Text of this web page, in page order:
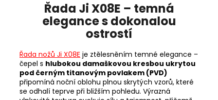
Řada Ji X08E – temná
elegance s dokonalou
ostrostí
Řada nožů Ji X08E je ztělesněním temné elegance –
čepel s hlubokou damaškovou kresbou ukrytou
pod černým titanovým povlakem (PVD)
připomíná noční oblohu plnou skrytých vzorů, které
se odhalí teprve při bližším pohledu. Výrazná